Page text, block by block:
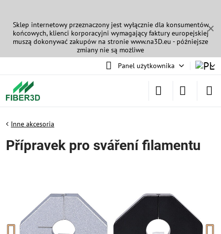
✕
Sklep internetowy przeznaczony jest wyłącznie dla konsumentów
końcowych, klienci korporacyjni wymagający faktury europejskiej
muszą dokonywać zakupów na stronie www.na3D.eu - późniejsze
zmiany nie są możliwe
Panel użytkownika
Inne akcesoria
Přípravek pro sváření filamentu